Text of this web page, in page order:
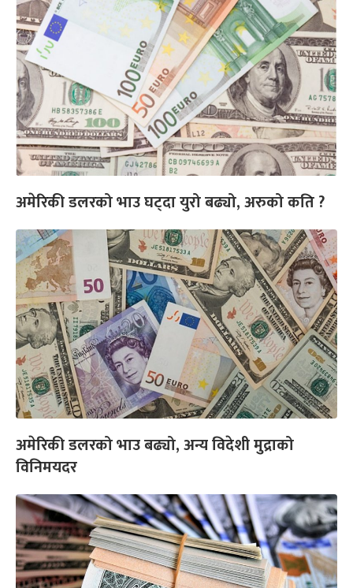
अमेरिकी डलरको भाउ घट्दा युरो बढ्यो, अरुको कति ?
अमेरिकी डलरको भाउ बढ्यो, अन्य विदेशी मुद्राको
विनिमयदर